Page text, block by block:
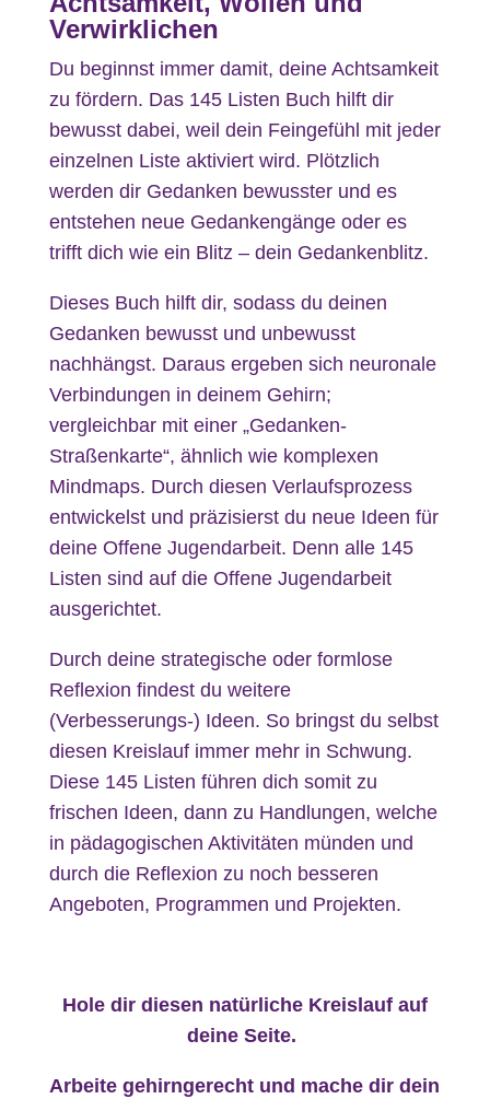
Verwirklichen
Du beginnst immer damit, deine Achtsamkeit
zu fördern. Das 145 Listen Buch hilft dir
bewusst dabei, weil dein Feingefühl mit jeder
einzelnen Liste aktiviert wird. Plötzlich
werden dir Gedanken bewusster und es
entstehen neue Gedankengänge oder es
trifft dich wie ein Blitz – dein Gedankenblitz.
Dieses Buch hilft dir, sodass du deinen
Gedanken bewusst und unbewusst
nachhängst. Daraus ergeben sich neuronale
Verbindungen in deinem Gehirn;
vergleichbar mit einer „Gedanken-
Straßenkarte“, ähnlich wie komplexen
Mindmaps. Durch diesen Verlaufsprozess
entwickelst und präzisierst du neue Ideen für
deine Offene Jugendarbeit. Denn alle 145
Listen sind auf die Offene Jugendarbeit
ausgerichtet.
Durch deine strategische oder formlose
Reflexion findest du weitere
(Verbesserungs-) Ideen. So bringst du selbst
diesen Kreislauf immer mehr in Schwung.
Diese 145 Listen führen dich somit zu
frischen Ideen, dann zu Handlungen, welche
in pädagogischen Aktivitäten münden und
durch die Reflexion zu noch besseren
Angeboten, Programmen und Projekten.
Hole dir diesen natürliche Kreislauf auf
deine Seite.
Arbeite gehirngerecht und mache dir dein